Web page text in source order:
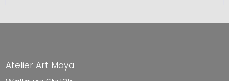
Atelier Art Maya